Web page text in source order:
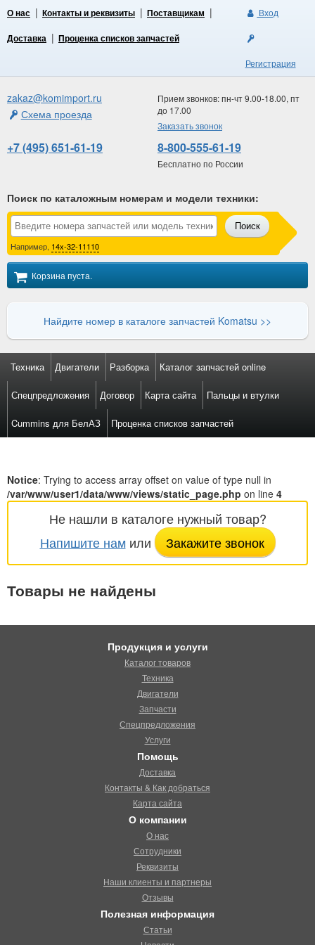
О нас Контакты и реквизиты
Поставщикам
Доставка
Проценка списков запчастей
Вход
Регистрация
zakaz@komimport.ru
Схема проезда
Прием звонков: пн-чт 9.00-18.00, пт
до 17.00
Заказать звонок
+7 (495) 651-61-19 8-800-555-61-19
Бесплатно по России
Поиск по каталожным номерам и модели техники:
Поиск
Например, 14x-32-11110
Корзина пуста.
Найдите номер в каталоге запчастей Komatsu >>
Техника Двигатели Разборка Каталог запчастей online
Спецпредложения Договор Карта сайта Пальцы и втулки
Cummins для БелАЗ Проценка списков запчастей
Notice: Trying to access array offset on value of type null in
/var/www/user1/data/www/views/static_page.php on line 4
Не нашли в каталоге нужный товар?
Напишите намили Закажите звонок
Товары не найдены
Продукция и услуги
Каталог товаров
Техника
Двигатели
Запчасти
Спецпредложения
Услуги
Помощь
Доставка
Контакты & Как добраться
Карта сайта
О компании
О нас
Сотрудники
Реквизиты
Наши клиенты и партнеры
Отзывы
Полезная информация
Статьи